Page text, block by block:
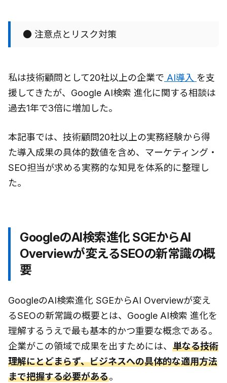
● 注意点とリスク対策
私は技術顧問として20社以上の企業で AI導入 を支
援してきたが、Google AI検索 進化に関する相談は
過去1年で3倍に増加した。
本記事では、技術顧問20社以上の実務経験から得
た導入成果の具体的数値を含め、マーケティング・
SEO担当が求める実務的な知見を体系的に整理し
た。
GoogleのAI検索進化 SGEからAI
Overviewが変えるSEOの新常識の概
要
GoogleのAI検索進化 SGEからAI Overviewが変え
るSEOの新常識の概要とは、Google AI検索 進化を
理解するうえで最も基本的かつ重要な概念である。
企業がこの領域で成果を出すためには、 単なる技術
理解にとどまらず、ビジネスへの具体的な適用方法
まで把握する必要がある。